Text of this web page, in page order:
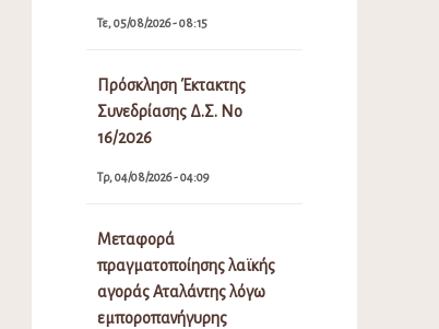
Τε, 05/08/2026 - 08:15
Πρόσκληση Έκτακτης
Συνεδρίασης Δ.Σ. Νο
16/2026
Τρ, 04/08/2026 - 04:09
Μεταφορά
πραγματοποίησης λαϊκής
αγοράς Αταλάντης λόγω
εμποροπανήγυρης